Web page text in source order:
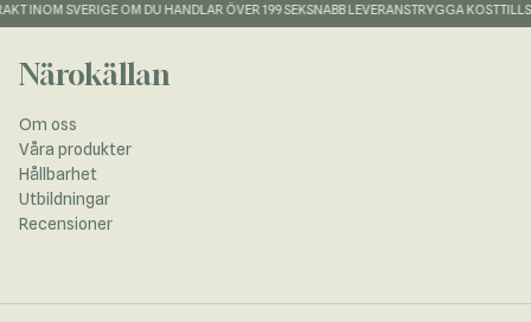
INOM SVERIGE OM DU HANDLAR ÖVER 199 SEKSNABB LEVERANSTRYGGA
Närokällan
Om oss
Våra produkter
Hållbarhet
Utbildningar
Recensioner